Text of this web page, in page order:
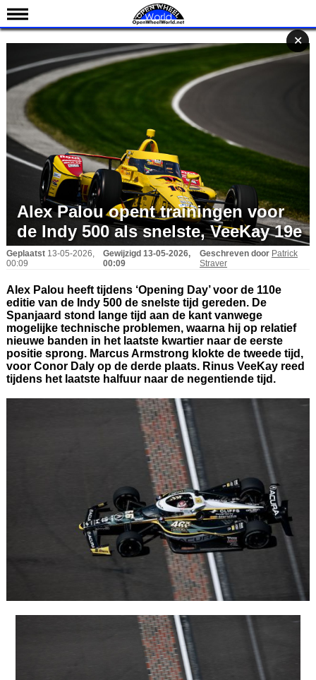
Nieuws
Kalender
Uitslagen
Coureurs
Teams
IndyCar 101
Indy 500
English
Alex Palou opent trainingen voor
de Indy 500 als snelste, VeeKay 19e
Geplaatst 13-05-2026,
00:09
Gewijzigd 13-05-2026,
00:09
Geschreven door Patrick
Straver
Alex Palou heeft tijdens ‘Opening Day’ voor de 110e
editie van de Indy 500 de snelste tijd gereden. De
Spanjaard stond lange tijd aan de kant vanwege
mogelijke technische problemen, waarna hij op relatief
nieuwe banden in het laatste kwartier naar de eerste
positie sprong. Marcus Armstrong klokte de tweede tijd,
voor Conor Daly op de derde plaats. Rinus VeeKay reed
tijdens het laatste halfuur naar de negentiende tijd.
✕
✕
✕